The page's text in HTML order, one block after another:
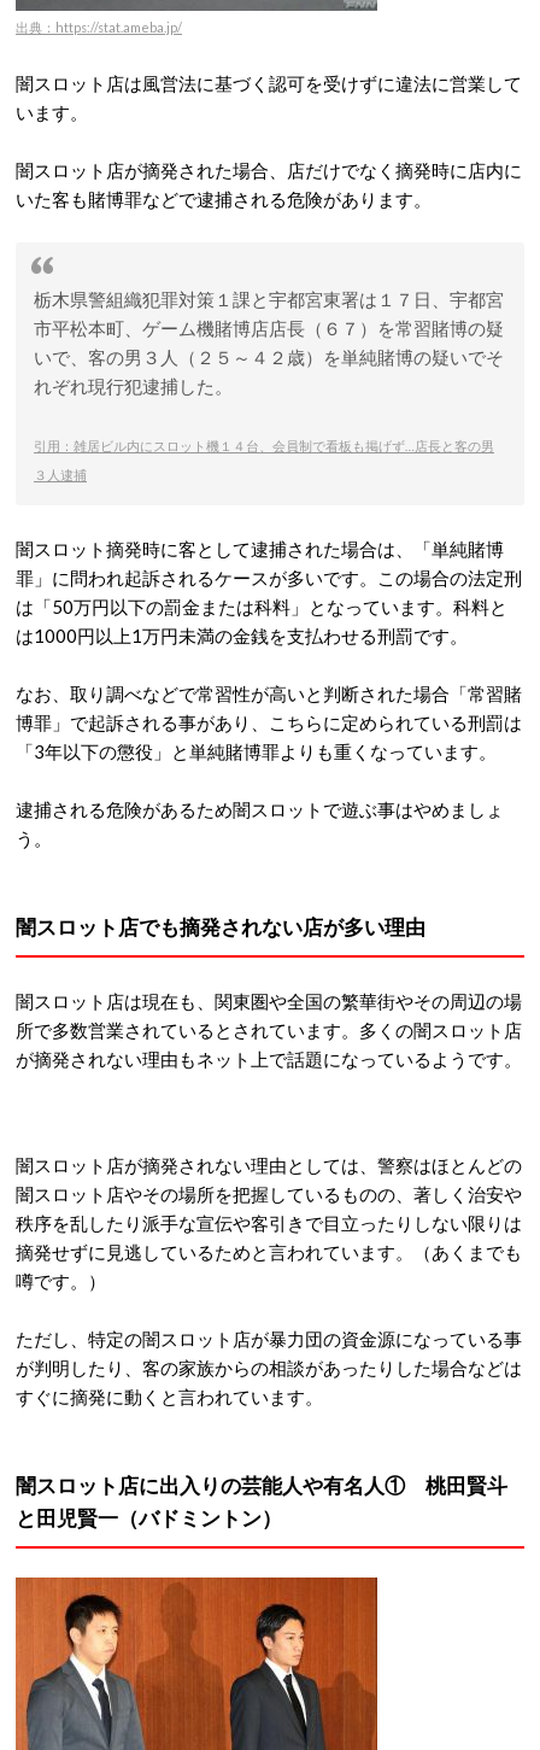
出典：https://stat.ameba.jp/
闇スロット店は風営法に基づく認可を受けずに違法に営業して
います。
闇スロット店が摘発された場合、店だけでなく摘発時に店内に
いた客も賭博罪などで逮捕される危険があります。
栃木県警組織犯罪対策１課と宇都宮東署は１７日、宇都宮
市平松本町、ゲーム機賭博店店長（６７）を常習賭博の疑
いで、客の男３人（２５～４２歳）を単純賭博の疑いでそ
れぞれ現行犯逮捕した。
引用：雑居ビル内にスロット機１４台、会員制で看板も掲げず…店長と客の男
３人逮捕
闇スロット摘発時に客として逮捕された場合は、「単純賭博
罪」に問われ起訴されるケースが多いです。この場合の法定刑
は「50万円以下の罰金または科料」となっています。科料と
は1000円以上1万円未満の金銭を支払わせる刑罰です。
なお、取り調べなどで常習性が高いと判断された場合「常習賭
博罪」で起訴される事があり、こちらに定められている刑罰は
「3年以下の懲役」と単純賭博罪よりも重くなっています。
逮捕される危険があるため闇スロットで遊ぶ事はやめましょ
う。
闇スロット店でも摘発されない店が多い理由
闇スロット店は現在も、関東圏や全国の繁華街やその周辺の場
所で多数営業されているとされています。多くの闇スロット店
が摘発されない理由もネット上で話題になっているようです。
闇スロット店が摘発されない理由としては、警察はほとんどの
闇スロット店やその場所を把握しているものの、著しく治安や
秩序を乱したり派手な宣伝や客引きで目立ったりしない限りは
摘発せずに見逃しているためと言われています。（あくまでも
噂です。）
ただし、特定の闇スロット店が暴力団の資金源になっている事
が判明したり、客の家族からの相談があったりした場合などは
すぐに摘発に動くと言われています。
闇スロット店に出入りの芸能人や有名人① 桃田賢斗
と田児賢一（バドミントン）